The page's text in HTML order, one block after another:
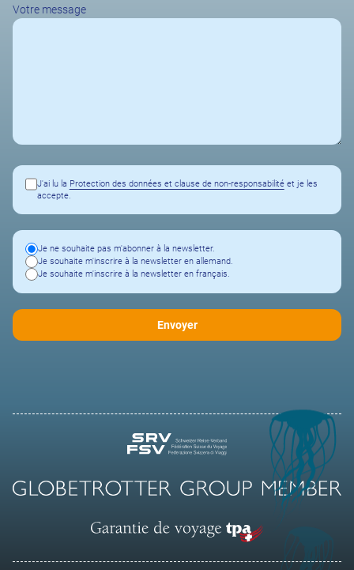
Votre message
J'ai lu la Protection des données et clause de non-responsabilitéet je les
accepte.
Je ne souhaite pas m'abonner à la newsletter.
Je souhaite m'inscrire à la newsletter en allemand.
Je souhaite m'inscrire à la newsletter en français.